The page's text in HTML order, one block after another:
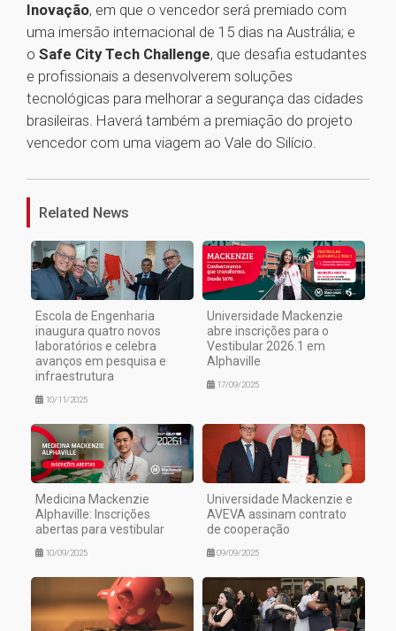
Inovação, em que o vencedor será premiado com
uma imersão internacional de 15 dias na Austrália; e
o Safe City Tech Challenge, que desafia estudantes
e profissionais a desenvolverem soluções
tecnológicas para melhorar a segurança das cidades
brasileiras. Haverá também a premiação do projeto
vencedor com uma viagem ao Vale do Silício.
1
Related News
Escola de Engenharia
inaugura quatro novos
laboratórios e celebra
avanços em pesquisa e
infraestrutura
10/11/2025
Universidade Mackenzie
abre inscrições para o
Vestibular 2026.1 em
Alphaville
17/09/2025
Medicina Mackenzie
Alphaville: Inscrições
abertas para vestibular
10/09/2025
Universidade Mackenzie e
AVEVA assinam contrato
de cooperação
09/09/2025